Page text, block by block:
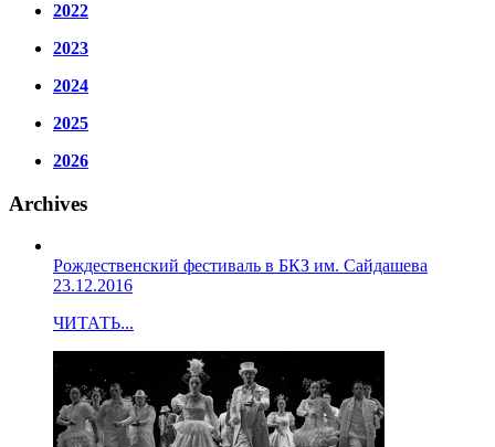
2022
2023
2024
2025
2026
Archives
Рождественский фестиваль в БКЗ им. Сайдашева
23.12.2016
ЧИТАТЬ...